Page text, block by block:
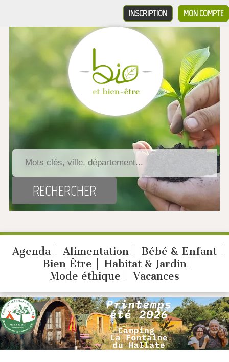
MON COMPTE
INSCRIPTION
Agenda Alimentation
Bébé & Enfant
Bien Être
Habitat & Jardin
Mode éthique
Vacances